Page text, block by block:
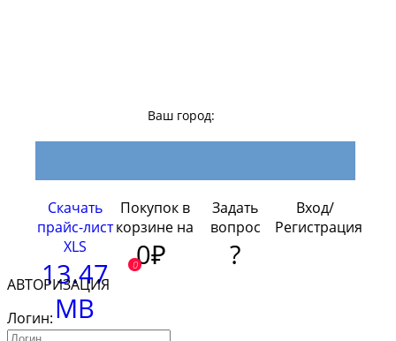
Ваш город:
Вход/
Регистрация
Задать
вопрос
?
Покупок в
корзине на
0₽
0
Скачать
прайс-лист
XLS
13.47
MB
АВТОРИЗАЦИЯ
Логин: